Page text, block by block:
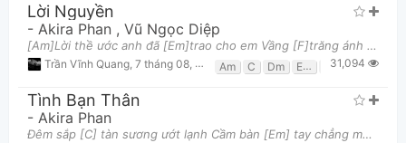
Lời Nguyền
- Akira Phan , Vũ Ngọc Diệp
[Am]Lời thề ước anh đã [Em]trao cho em Vầng [F]trăng ánh [G]sao nhiệm [Am]màu [Am]Nhìn lên cao anh
Trần Vĩnh Quang 7 tháng 08, 2013 lúc 11:34am Am C Dm Em G
31,094
Tình Bạn Thân
- Akira Phan
Đêm sắp [C] tàn sương ướt lạnh Cầm bàn [Em] tay chẳng muốn [Am] rời Ngày mai [Dm] đây hai phương t